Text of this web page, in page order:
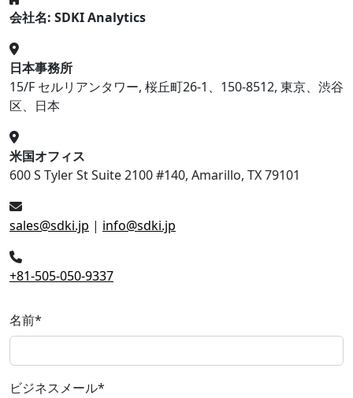
会社名: SDKI Analytics
日本事務所
15/F セルリアンタワー, 桜丘町26-1、150-8512, 東京、渋谷
区、日本
米国オフィス
600 S Tyler St Suite 2100 #140, Amarillo, TX 79101
sales@sdki.jp | info@sdki.jp
+81-505-050-9337
名前*
ビジネスメール*